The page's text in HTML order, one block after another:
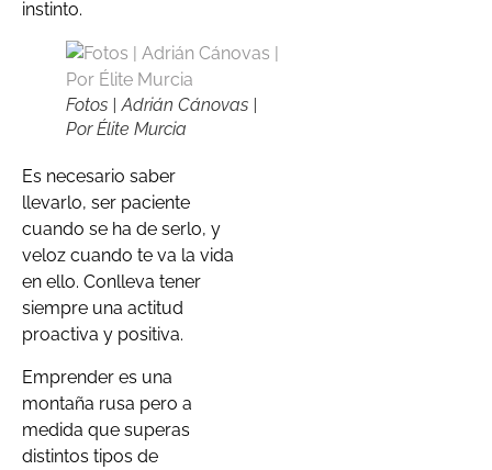
instinto.
Fotos | Adrián Cánovas |
Por Élite Murcia
Es necesario saber
llevarlo, ser paciente
cuando se ha de serlo, y
veloz cuando te va la vida
en ello. Conlleva tener
siempre una actitud
proactiva y positiva.
Emprender es una
montaña rusa pero a
medida que superas
distintos tipos de